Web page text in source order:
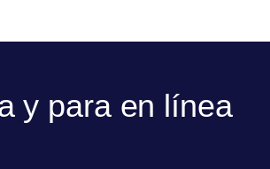
y para en línea